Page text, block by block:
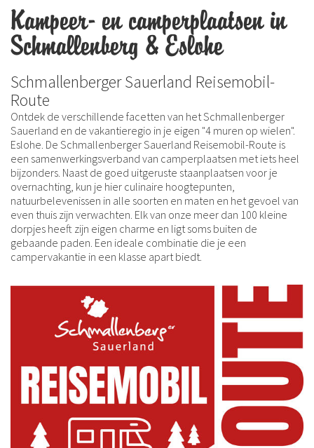
Kampeer- en camperplaatsen in
Schmallenberg & Eslohe
Schmallenberger Sauerland Reisemobil-
Route
Ontdek de verschillende facetten van het Schmallenberger
Sauerland en de vakantieregio in je eigen "4 muren op wielen".
Eslohe. De Schmallenberger Sauerland Reisemobil-Route is
een samenwerkingsverband van camperplaatsen met iets heel
bijzonders. Naast de goed uitgeruste staanplaatsen voor je
overnachting, kun je hier culinaire hoogtepunten,
natuurbelevenissen in alle soorten en maten en het gevoel van
even thuis zijn verwachten. Elk van onze meer dan 100 kleine
dorpjes heeft zijn eigen charme en ligt soms buiten de
gebaande paden. Een ideale combinatie die je een
campervakantie in een klasse apart biedt.